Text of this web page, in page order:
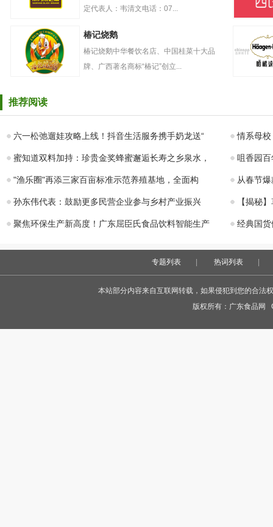
南方黑芝麻
定代表人：韦清文电话：07...
椿记烧鹅
椿记烧鹅中华餐饮名店、中国桂菜十大品
牌、广西著名商标“椿记”创立...
推荐阅读
六一松弛遛娃攻略上线！抖音生活服务携手奶龙送“ 情系母
蜜知道双料加持：珍贵金奖蜂蜜邂逅长寿之乡泉水， 咀香园
"渔乐圈"再添三家百亩标准示范养殖基地，全面构 从春节
孙东伟代表：鼓励更多民营企业参与乡村产业振兴 【揭秘
聚焦环保生产新高度！广东屈臣氏食品饮料智能生产 经典国货
专题列表 热词列表
本站部分内容来自互联网转载，如果侵犯到您的合法
版权所有： 广东食品网